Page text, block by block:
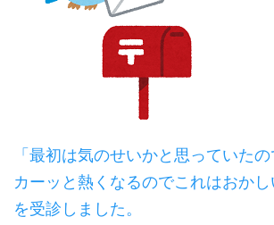
「最初は気のせいかと思っていた
カーッと熱くなるのでこれはおか
を受診しました。